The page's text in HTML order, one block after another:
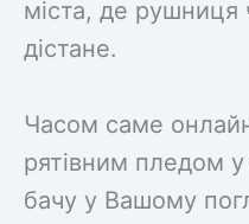
міста, де рушниця
дістане.
Часом саме
рятівним пледом
бачу у Вашому